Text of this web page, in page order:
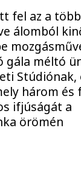
fel az a
álomból
gála méltó
Stúdiónak,
három és
ifjúságát a
örömén